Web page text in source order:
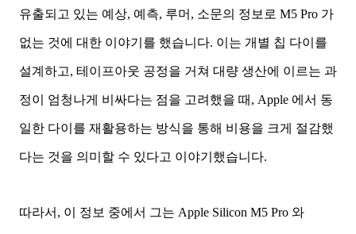
유출되고 있는 예상, 예측, 루머, 소문의 정보로 M5 Pro 가
없는 것에 대한 이야기를 했습니다. 이는 개별 칩 다이를
설계하고, 테이프아웃 공정을 거쳐 대량 생산에 이르는 과
정이 엄청나게 비싸다는 점을 고려했을 때, Apple 에서 동
일한 다이를 재활용하는 방식을 통해 비용을 크게 절감했
다는 것을 의미할 수 있다고 이야기했습니다.
따라서, 이 정보 중에서 그는 Apple Silicon M5 Pro 와